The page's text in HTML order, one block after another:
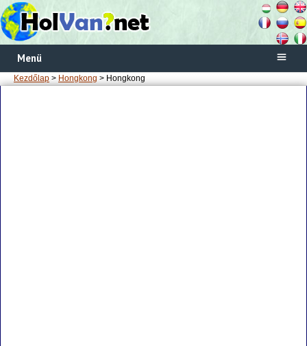
Menü
Kezdőlap > Hongkong > Hongkong